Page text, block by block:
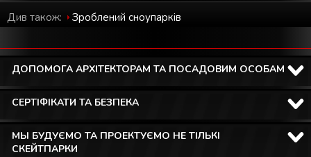
Див також: Зроблений cноупарків
ДОПОМОГА АРХІТЕКТОРАМ ТА ПОСАДОВИМ ОСОБАМ
СЕРТІФІКАТИ ТА БЕЗПЕКА
МЫ БУДУЄМО ТА ПРОЕКТУЄМО НЕ ТІЛЬКІ
СКЕЙТПАРКИ